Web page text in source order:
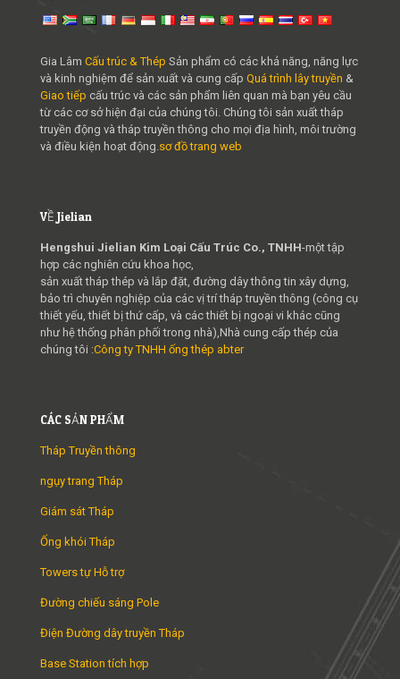
Gia Lâm Cấu trúc & Thép Sản phẩm có các khả năng, năng lực
và kinh nghiệm để sản xuất và cung cấp Quá trình lây truyền &
Giao tiếp cấu trúc và các sản phẩm liên quan mà bạn yêu cầu
từ các cơ sở hiện đại của chúng tôi. Chúng tôi sản xuất tháp
truyền động và tháp truyền thông cho mọi địa hình, môi trường
và điều kiện hoạt động. sơ đồ trang web
VỀ Jielian
Hengshui Jielian Kim Loại Cấu Trúc Co., TNHH-một tập
hợp các nghiên cứu khoa học,
sản xuất tháp thép và lắp đặt, đường dây thông tin xây dựng,
bảo trì chuyên nghiệp của các vị trí tháp truyền thông (công cụ
thiết yếu, thiết bị thứ cấp, và các thiết bị ngoại vi khác cũng
như hệ thống phân phối trong nhà),Nhà cung cấp thép của
chúng tôi :Công ty TNHH ống thép abter
CÁC SẢN PHẨM
Tháp Truyền thông
ngụy trang Tháp
Giám sát Tháp
Ống khói Tháp
Towers tự Hỗ trợ
Đường chiếu sáng Pole
Điện Đường dây truyền Tháp
Base Station tích hợp